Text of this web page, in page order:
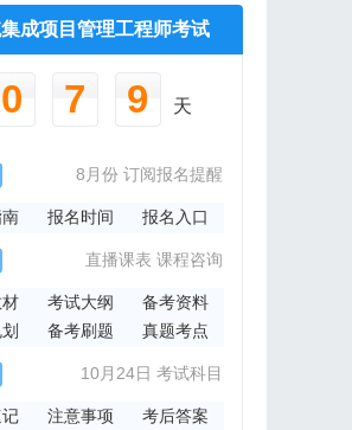
成项目管理工程师考试
0 7 9 天
8月份 订阅报名提醒
报名时间 报名入口
直播课表 课程咨询
考试大纲
备考资料
备考刷题 真题考点
10月24日 考试科目
注意事项
考后答案